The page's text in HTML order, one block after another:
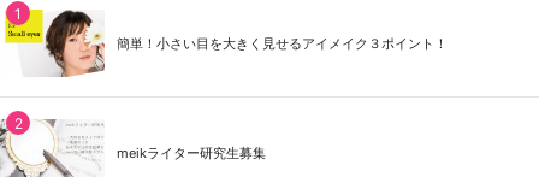
簡単！小さい目を大きく見せるアイメイク３ポイント！
meikライター研究生募集